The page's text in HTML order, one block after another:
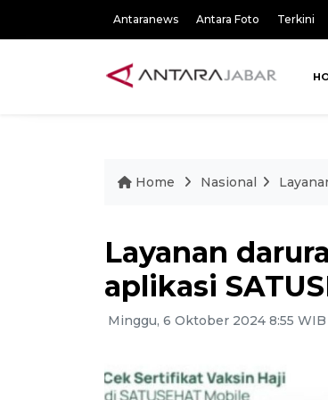
Antaranews Antara Foto Terkini
Home Nasional
Layanan
aplikasi
Minggu, 6 Oktober 2024 8:55 WIB